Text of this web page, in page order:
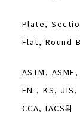
Plate,
Flat, Round
ASTM,
EN , KS, JIS,
CCA, IACS의